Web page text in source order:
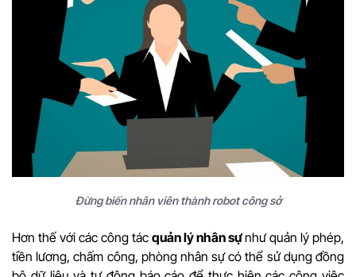
Đừng biến nhân viên thành robot công sở
Hơn thế với các công tác quản lý nhân sựnhư quản lý phép,
tiền lương, chấm công, phòng nhân sự có thể sử dụng đồng